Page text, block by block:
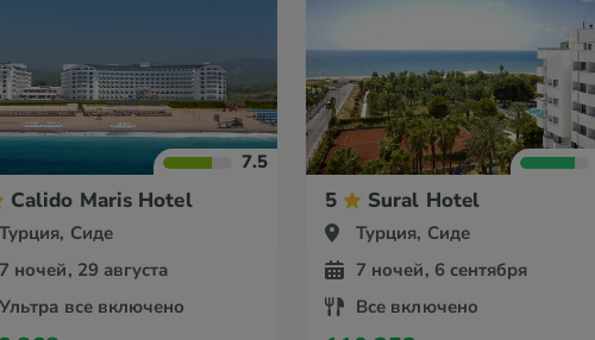
7.5
Calido Maris Hotel
Турция, Сиде
7 ночей, 29 августа
Ультра все включено
5 Sural Hotel
Турция, Сиде
7 ночей, 6 сентября
Все включено